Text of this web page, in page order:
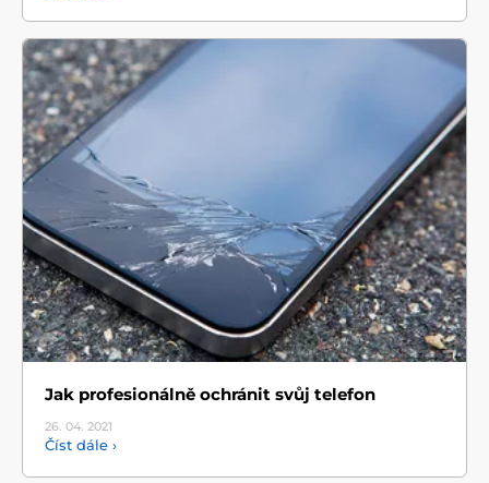
Jak profesionálně ochránit svůj telefon
26. 04. 2021
Číst dále ›